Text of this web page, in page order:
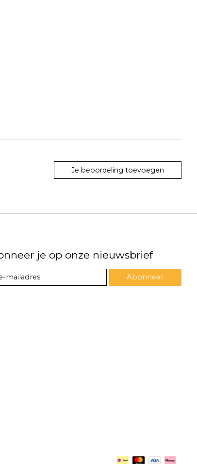
Je beoordeling toevoegen
je op onze nieuwsbrief
Abonneer